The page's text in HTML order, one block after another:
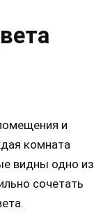
и
комната
видны одно из
сочетать